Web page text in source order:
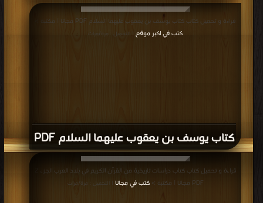
كتاب يوسف بن يعقوب عليهما السلام PDF
قراءة و تحميل كتاب كتاب يوسف بن يعقوب عليهما السلام PDF مجانا | مكتبة >
كتب في اكبر موقع | التحميل : مرة/مرات
PDF مجانا | مكتبة >
كتب في مجانا | التحميل : مرة/مرات